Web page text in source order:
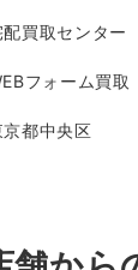
配買取センター
フォーム買取
京都中央区